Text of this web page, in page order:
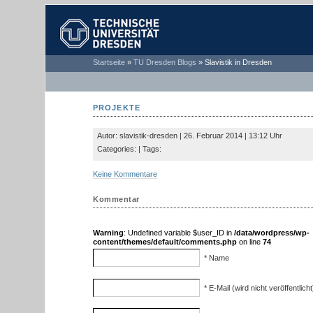
TECHNISCHE
UNIVERSITÄT
Startseite » TU Dresden Blogs » Slavistik in Dresden
PROJEKTE
Autor: slavistik-dresden | 26. Februar 2014 | 13:12 Uhr
Categories: | Tags:
Keine Kommentare
Kommentar
Warning: Undefined variable $user_ID in /data/wordpress/wp-
content/themes/default/comments.php on line 74
* Name
* E-Mail (wird nicht